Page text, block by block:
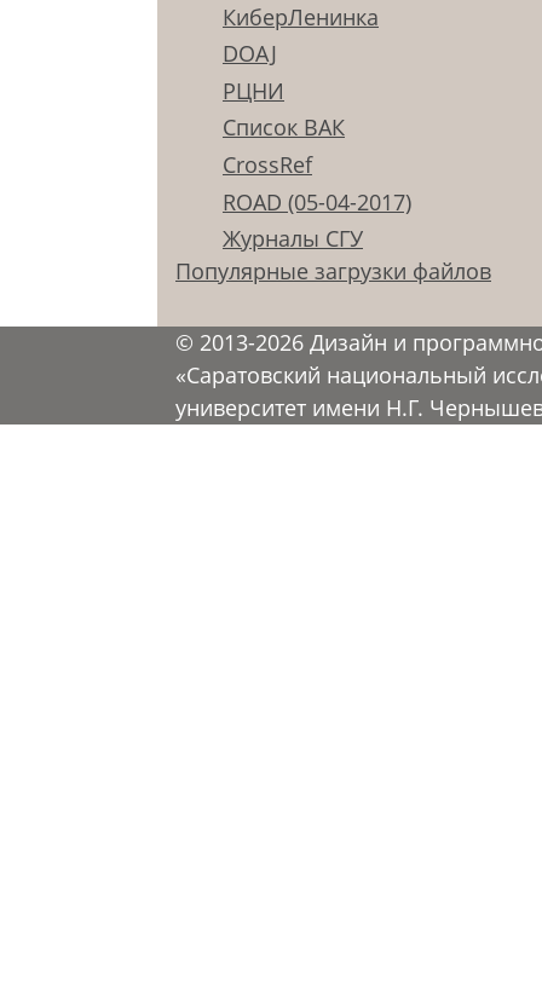
КиберЛенинка
DOAJ
РЦНИ
Список ВАК
CrossRef
ROAD (05-04-2017)
Журналы СГУ
Популярные загрузки файлов
© 2013-2026 Дизайн и
«Саратовский национальный
университет имени Н.Г.